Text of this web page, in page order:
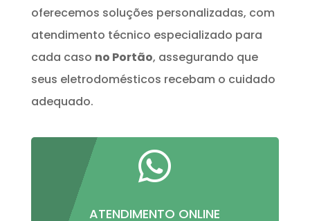
oferecemos soluções personalizadas, com
atendimento técnico especializado para
cada caso no Portão, assegurando que
seus eletrodomésticos recebam o cuidado
adequado.

ATENDIMENTO ONLINE